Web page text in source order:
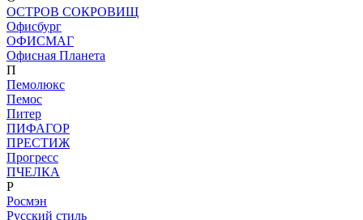
ОСТРОВ СОКРОВИЩ
Офисбург
ОФИСМАГ
Офисная Планета
П
Пемолюкс
Пемос
Питер
ПИФАГОР
ПРЕСТИЖ
Прогресс
ПЧЕЛКА
Р
Росмэн
Русский стиль